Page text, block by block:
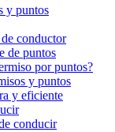
y puntos
conductor
de puntos
por puntos?
y puntos
y eficiente
conducir